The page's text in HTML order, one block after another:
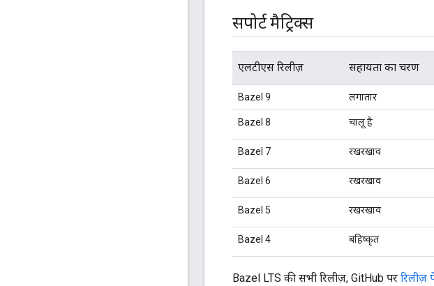
सपोर्ट मैट्रिक्स
एलटीएस रिलीज़ सहायता का चरण
Bazel 9 लगातार
Bazel 8 चालू है
Bazel 7 रखरखाव
Bazel 6 रखरखाव
Bazel 5 रखरखाव
Bazel 4 बहिष्कृत
Bazel LTS की सभी रिलीज़, GitHub पर रिलीज़